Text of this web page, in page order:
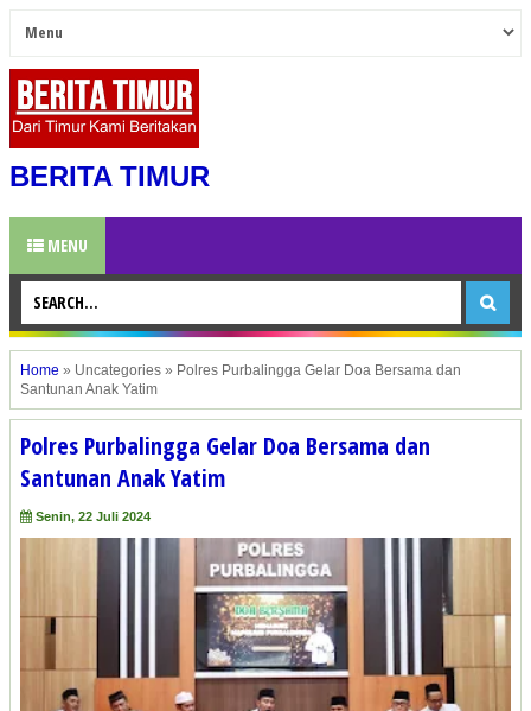
BERITA TIMUR
MENU
Home » Uncategories » Polres Purbalingga Gelar Doa Bersama dan
Santunan Anak Yatim
Polres Purbalingga Gelar Doa Bersama dan
Santunan Anak Yatim
Senin, 22 Juli 2024